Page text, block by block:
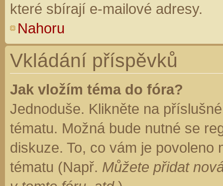
které sbírají e-mailové adresy.
Nahoru
Vkládání příspěvků
Jak vložím téma do fóra?
Jednoduše. Klikněte na
tématu. Možná bude nutné se
diskuze. To, co vám je
tématu (Např. Můžete přidat